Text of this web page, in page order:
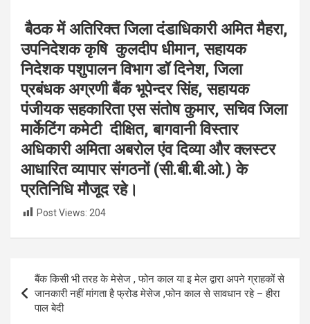
बैठक में अतिरिक्त जिला दंडाधिकारी अमित मैहरा,
उपनिदेशक कृषि कुलदीप धीमान, सहायक
निदेशक पशुपालन विभाग डॉ दिनेश, जिला
प्रबंधक अग्रणी बैंक भूपेन्दर सिंह, सहायक
पंजीयक सहकारिता एस संतोष कुमार, सचिव जिला
मार्केटिंग कमेटी दीक्षित, बागवानी विस्तार
अधिकारी अमिता अबरोल एंव दिव्या और क्लस्टर
आधारित व्यापार संगठनों (सी.बी.बी.ओ.) के
प्रतिनिधि मौजूद रहे।
Post Views: 204
Post
navigation
बैंक किसी भी तरह के मेसेज , फोन काल या इ मेल द्वारा अपने ग्राहकों से
जानकारी नहीं मांगता है फ्रोड मेसेज ,फोन काल से सावधान रहे – हीरा
पाल बेदी